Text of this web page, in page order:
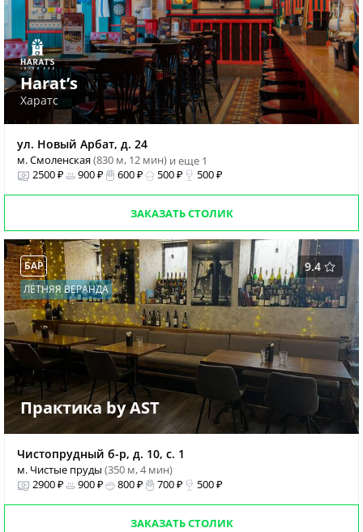
Harat’s
Харатс
ул. Новый Арбат, д. 24
м. Смоленская(830 м, 12 мин) и еще 1
2500 ₽
900 ₽ 600 ₽ 500 ₽ 500 ₽
ЗАКАЗАТЬ СТОЛИК
9.4
БАР
ЛЕТНЯЯ ВЕРАНДА
Практика by AST
Чистопрудный б-р, д. 10, с. 1
м. Чистые пруды (350 м, 4 мин)
2900 ₽
900 ₽ 800 ₽ 700 ₽ 500 ₽
ЗАКАЗАТЬ СТОЛИК